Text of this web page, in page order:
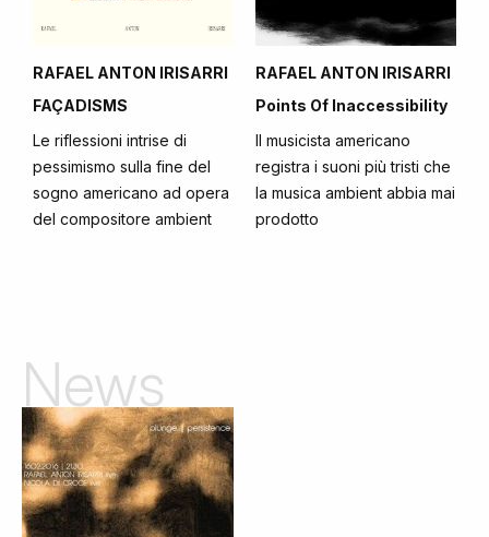
RAFAEL ANTON IRISARRI
FAÇADISMS
Le riflessioni intrise di
pessimismo sulla fine del
sogno americano ad opera
del compositore ambient
RAFAEL ANTON IRISARRI
Points Of Inaccessibility
Il musicista americano
registra i suoni più tristi che
la musica ambient abbia mai
prodotto
News